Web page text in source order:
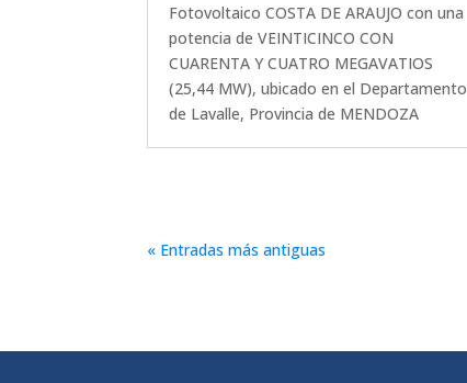
Fotovoltaico COSTA DE ARAUJO con una
potencia de VEINTICINCO CON
CUARENTA Y CUATRO MEGAVATIOS
(25,44 MW), ubicado en el Departamento
de Lavalle, Provincia de MENDOZA
« Entradas más antiguas